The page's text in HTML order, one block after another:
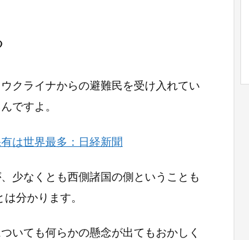
クライナからの避難民を受け入れてい
ですよ。
は世界最多：日経新聞
少なくとも西側諸国の側ということも
分かります。
いても何らかの懸念が出てもおかしく